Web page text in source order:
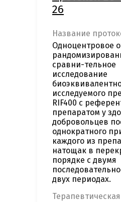
26
Название
Одноцентровое
сравни-тельное
исследование
исследуемого
RIF400 c
препаратом у
добровольцев
однократного
каждого из
натощак в
порядке с двумя
двух периодах.